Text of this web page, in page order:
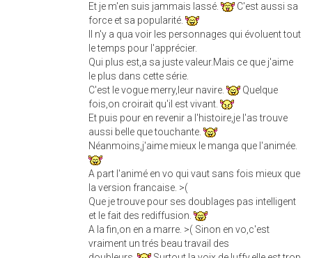
Et je m'en suis jammais lassé.
C'est aussi sa
force et sa popularité.
Il n'y a qua voir les personnages qui évoluent tout
le temps pour l'apprécier.
Qui plus est,a sa juste valeur.Mais ce que j'aime
le plus dans cette série.
C'est le vogue merry,leur navire.
Quelque
fois,on croirait qu'il est vivant.
Et puis pour en revenir a l'histoire,je l'as trouve
aussi belle que touchante.
Néanmoins,j'aime mieux le manga que l'animée.
A part l'animé en vo qui vaut sans fois mieux que
la version francaise. >(
Que je trouve pour ses doublages pas intelligent
et le fait des rediffusion.
A la fin,on en a marre. >( Sinon en vo,c'est
vraiment un trés beau travail des